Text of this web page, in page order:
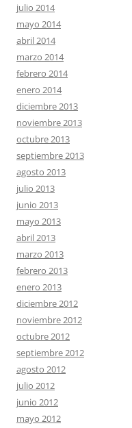
julio 2014
mayo 2014
abril 2014
marzo 2014
febrero 2014
enero 2014
diciembre 2013
noviembre 2013
octubre 2013
septiembre 2013
agosto 2013
julio 2013
junio 2013
mayo 2013
abril 2013
marzo 2013
febrero 2013
enero 2013
diciembre 2012
noviembre 2012
octubre 2012
septiembre 2012
agosto 2012
julio 2012
junio 2012
mayo 2012